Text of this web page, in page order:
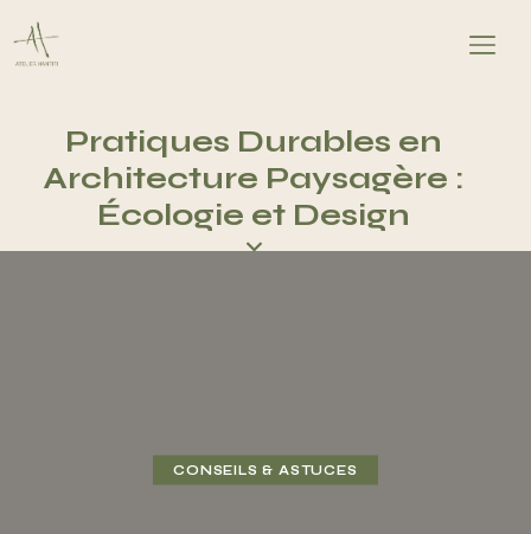
Pratiques Durables en
Architecture Paysagère :
Écologie et Design
CONSEILS & ASTUCES
Accueil
Projet